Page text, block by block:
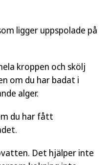
ligger uppspolade på
kroppen och skölj
om du har badat i
alger.
du har fått
Det hjälper inte